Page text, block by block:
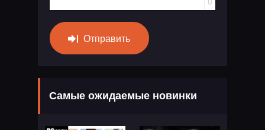
Отправить
Самые ожидаемые новинки